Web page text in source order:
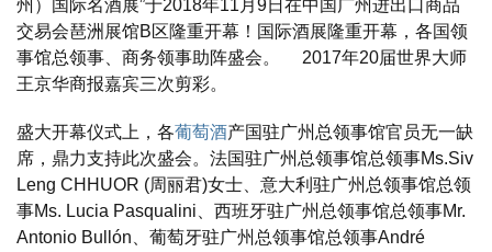
州）国际名酒展”于2018年11月9日在中国广州进出口商品
交易会琶洲展馆B区隆重开幕！ 国际酒展隆重开幕，各国领
事馆总领事、商务领事助阵盛会。 2017年20届世界大师
王京华商报嘉宾三次剪彩。
盛大开幕仪式上，各葡萄酒产国驻广州总领事馆官员无一缺
席，鼎力支持此次盛会。法国驻广州总领事馆总领事Ms.Siv
Leng CHHUOR (周丽君)女士、意大利驻广州总领事馆总领
事Ms. Lucia Pasqualini、西班牙驻广州总领事馆总领事Mr.
Antonio Bullón、葡萄牙驻广州总领事馆总领事André